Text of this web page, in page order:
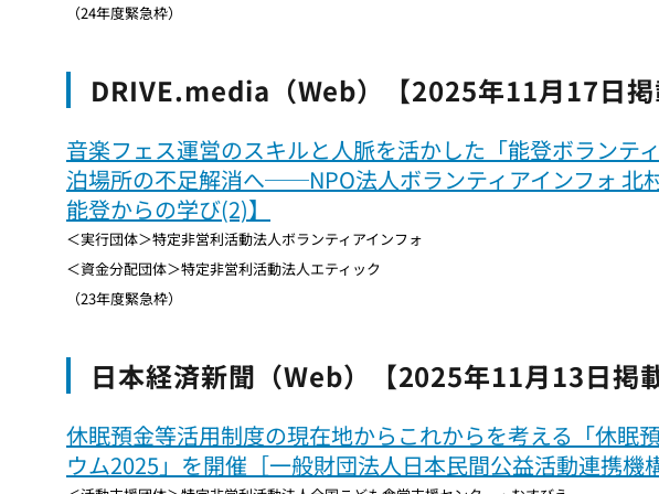
（24年度緊急枠）
DRIVE.media（Web）【2025年11月17日掲
音楽フェス運営のスキルと人脈を活かした「能登ボランテ
泊場所の不足解消へ──NPO法人ボランティアインフォ 北
能登からの学び(2)】
＜実行団体＞特定非営利活動法人ボランティアインフォ
＜資金分配団体＞特定非営利活動法人エティック
（23年度緊急枠）
日本経済新聞（Web）【2025年11月13日掲載
休眠預金等活用制度の現在地からこれからを考える「休眠
ウム2025」を開催［一般財団法人日本民間公益活動連携機構